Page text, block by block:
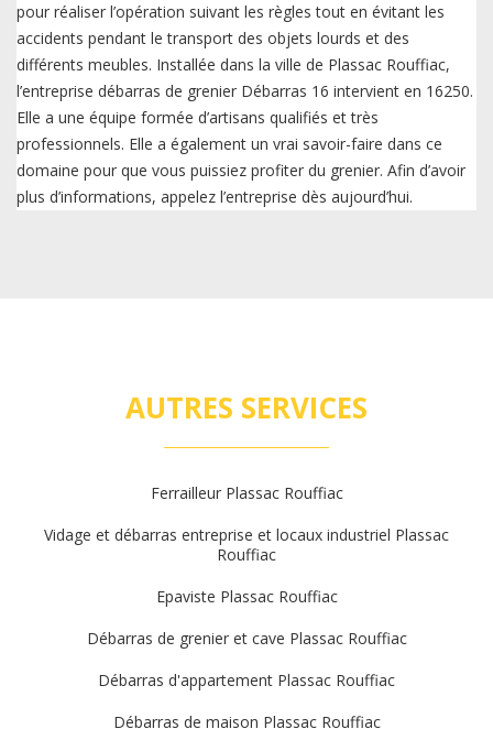
pour réaliser l’opération suivant les règles tout en évitant les
accidents pendant le transport des objets lourds et des
différents meubles. Installée dans la ville de Plassac Rouffiac,
l’entreprise débarras de grenier Débarras 16 intervient en 16250.
Elle a une équipe formée d’artisans qualifiés et très
professionnels. Elle a également un vrai savoir-faire dans ce
domaine pour que vous puissiez profiter du grenier. Afin d’avoir
plus d’informations, appelez l’entreprise dès aujourd’hui.
AUTRES SERVICES
Ferrailleur Plassac Rouffiac
Vidage et débarras entreprise et locaux industriel Plassac
Rouffiac
Epaviste Plassac Rouffiac
Débarras de grenier et cave Plassac Rouffiac
Débarras d'appartement Plassac Rouffiac
Débarras de maison Plassac Rouffiac